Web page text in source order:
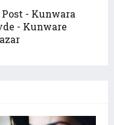
- Kunwara
- Kunware